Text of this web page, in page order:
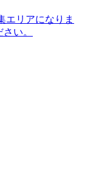
エリアになりま
い。